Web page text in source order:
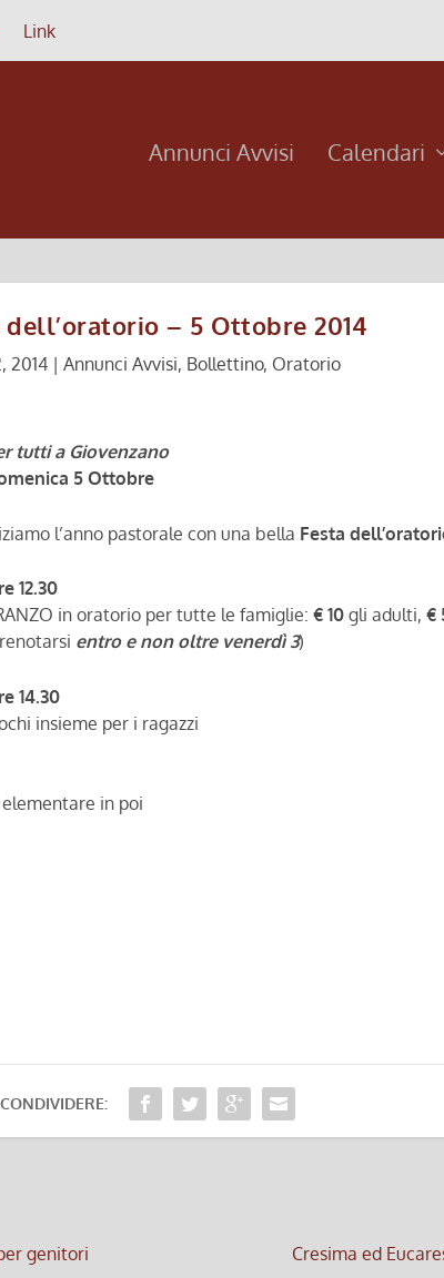
Link
Annunci Avvisi Calendari
dell’oratorio – 5 Ottobre 2014
2014 |Annunci Avvisi, Bollettino, Oratorio
tutti a Giovenzano
5 Ottobre
l’anno pastorale con una bella Festa
12.30
in oratorio per tutte le famiglie:€ 10 gli adulti,€
entro e non oltre venerdì 3)
14.30
insieme per i ragazzi
in poi
CONDIVIDERE:
genitori
Cresima ed